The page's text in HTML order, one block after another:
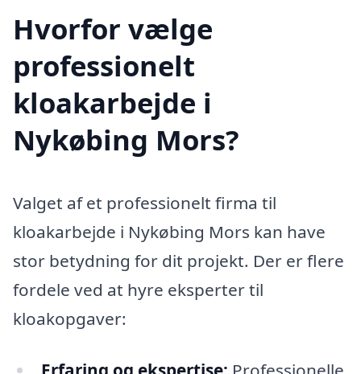
Hvorfor vælge
professionelt
kloakarbejde i
Nykøbing Mors?
Valget af et professionelt firma til
kloakarbejde i Nykøbing Mors kan have
stor betydning for dit projekt. Der er flere
fordele ved at hyre eksperter til
kloakopgaver: